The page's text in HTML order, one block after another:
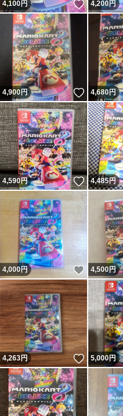
4,100円 いいね！
4,200円
4,900円 いいね！
4,680円
4,590円 いいね！
4,485円
4,000円 いいね！
4,500円
4,263円 いいね！
5,000円